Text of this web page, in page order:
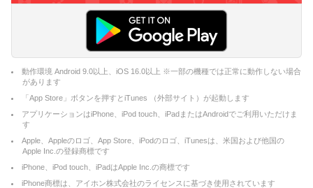
動作環境 Android 9.0以上、iOS 16.0以上 ※一部の機種では正常に動作しない場合
があります
「App Store」ボタンを押すとiTunes （外部サイト）が起動します
アプリケーションはiPhone、iPod touch、iPadまたはAndroidでご利用いただけま
す
Apple、Appleのロゴ、App Store、iPodのロゴ、iTunesは、米国および他国の
Apple Inc.の登録商標です
iPhone、iPod touch、iPadはApple Inc.の商標です
iPhone商標は、アイホン株式会社のライセンスに基づき使用されています